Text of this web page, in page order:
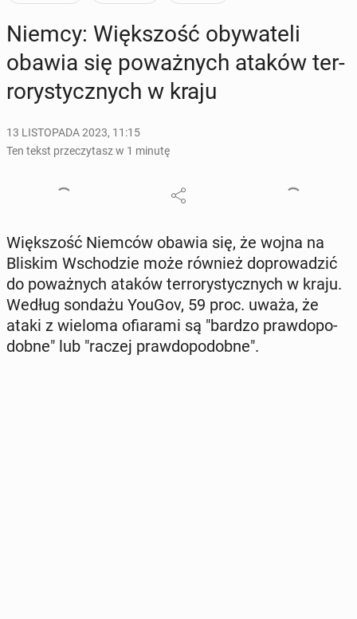
Niemcy: Więk­szość oby­wa­te­li
obawia się po­waż­nych ataków ter­
ro­ry­stycz­nych w kraju
13 LISTOPADA 2023, 11:15
Ten tekst przeczytasz w 1 minutę
Więk­szość Niemców obawia się, że wojna na
Bliskim Wscho­dzie może również do­pro­wa­dzić
do po­waż­nych ataków ter­ro­ry­stycz­nych w kraju.
Według sondażu YouGov, 59 proc. uważa, że
ataki z wieloma ofia­ra­mi są "bardzo praw­do­po­
dob­ne" lub "raczej praw­do­po­dob­ne".